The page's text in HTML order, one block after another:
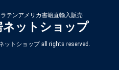
テンアメリカ書籍直輸入販売
ットショップ
ットショップ all rights reserved.